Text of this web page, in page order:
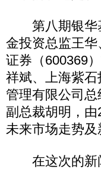
第八期银华
金投资总监王
证券（600369
祥斌、上海紫
管理有限公司
副总裁胡明，
未来市场走势及
在这次的新闻